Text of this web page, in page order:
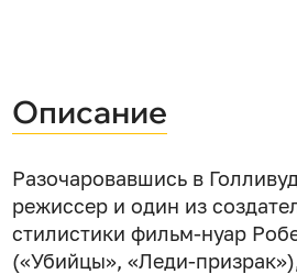
Описание
Разочаровавшись в
режиссер и один из
стилистики фильм-нуар
(«Убийцы», «Леди-